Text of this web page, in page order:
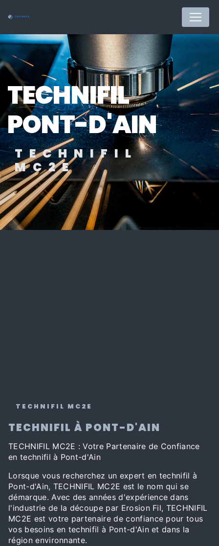
TECHNIFIL
PONT-D'AIN
TECHNIFIL
MC2E
TECHNIFIL MC2E
TECHNIFIL À PONT-D'AIN
TECHNIFIL MC2E : Votre Partenaire de Confiance
en technifil à Pont-d'Ain
Lorsque vous recherchez un expert en technifil à
Pont-d'Ain, TECHNIFIL MC2E est le nom qui se
démarque. Avec des années d'expérience dans
l'industrie de la découpe par Erosion Fil, TECHNIFIL
MC2E est votre partenaire de confiance pour tous
vos besoins en technifil à Pont-d'Ain et dans la
région environnante.